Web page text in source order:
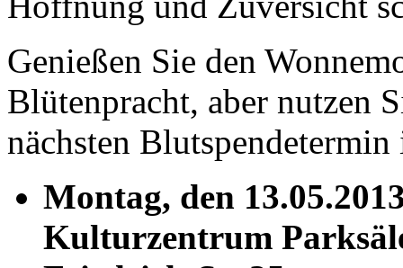
Genießen Sie den
Blütenpracht, aber nutzen
nächsten
Montag, den
Kulturzentrum